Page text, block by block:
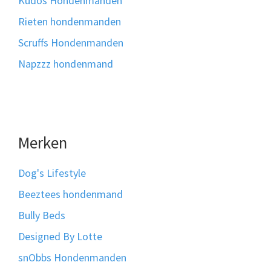
Rieten hondenmanden
Scruffs Hondenmanden
Napzzz hondenmand
Merken
Dog's Lifestyle
Beeztees hondenmand
Bully Beds
Designed By Lotte
snObbs Hondenmanden